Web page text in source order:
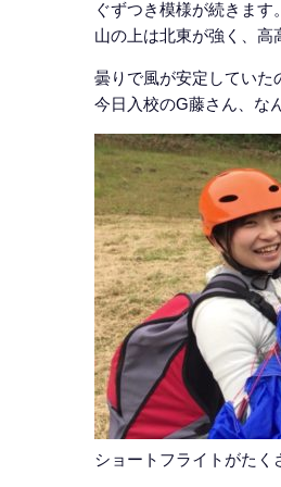
ぐずつき模様が続きます。
山の上は北東が強く、高
曇りで風が安定していた
今日入校のG藤さん、な
ショートフライトがたく